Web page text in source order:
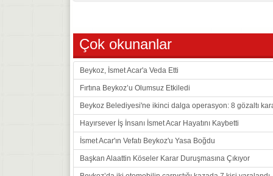
Çok okunanlar
Beykoz, İsmet Acar'a Veda Etti
Fırtına Beykoz’u Olumsuz Etkiledi
Beykoz Belediyesi'ne ikinci dalga operasyon: 8 gözaltı
Hayırsever İş İnsanı İsmet Acar Hayatını Kaybetti
İsmet Acar'ın Vefatı Beykoz'u Yasa Boğdu
Başkan Alaattin Köseler Karar Duruşmasına Çıkıyor